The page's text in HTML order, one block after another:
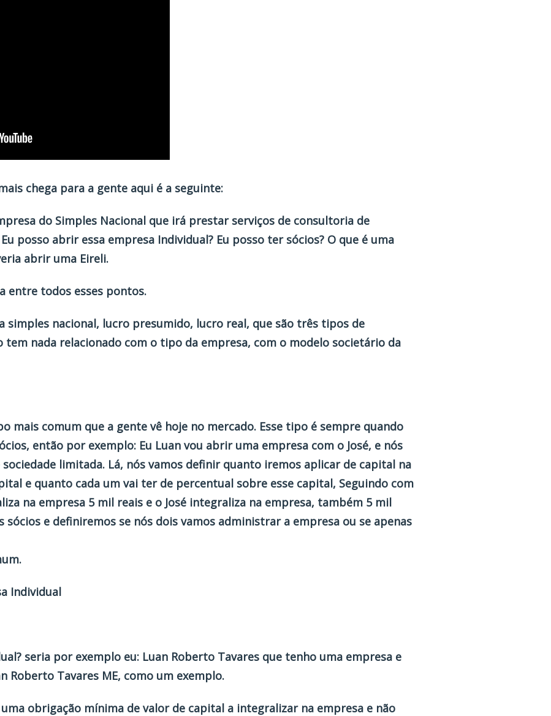
chega para a gente aqui é a seguinte:
do Simples Nacional que irá prestar serviços de consultoria de
posso abrir essa empresa Individual? Eu posso ter sócios? O que é uma
abrir uma Eireli.
entre todos esses pontos.
simples nacional, lucro presumido, lucro real, que são três tipos de
nada relacionado com o tipo da empresa, com o modelo societário da
mais comum que a gente vê hoje no mercado. Esse tipo é sempre quando
então por exemplo: Eu Luan vou abrir uma empresa com o José, e nós
limitada. Lá, nós vamos definir quanto iremos aplicar de capital na
e quanto cada um vai ter de percentual sobre esse capital, Seguindo com
na empresa 5 mil reais e o José integraliza na empresa, também 5 mil
sócios e definiremos se nós dois vamos administrar a empresa ou se apenas
Individual
? seria por exemplo eu: Luan Roberto Tavares que tenho uma empresa e
Roberto Tavares ME, como um exemplo.
obrigação mínima de valor de capital a integralizar na empresa e não